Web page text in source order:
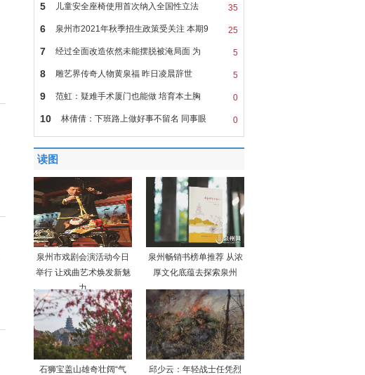
35
5 儿童安全座椅使用首次纳入全国性立法
25
6 泉州市2021年秋季招生政策受关注 本期9
5
7 经过全面改造依然未能摆脱被淹局面 为
5
8 雕艺界传奇人物黄泉福 昨日凌晨辞世
0
9 范虹：疑难手术厦门也能做 培育本土胸
0
10 林倩倩：下班路上做好事不留名 同事眼
读图
泉州市戏剧会演活动今日
举行 让戏曲艺术焕发新魅
力
泉州畅销书榜单推荐 从浓
厚文化底蕴去探索泉州
石狮宝盖山雄奇壮阔“气
邱少云：年轻战士任凭烈